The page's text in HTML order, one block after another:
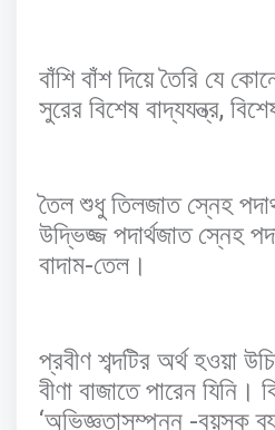
বাঁশি বাঁশ দিয়ে তৈরি যে
সুরের বিশেষ বাদ্যযন্ত্র,
তৈল শুধু তিলজাত স্নেহ
উদ্ভিজ্জ পদার্থজাত স্নেহ
বাদাম-তেল।
প্রবীণ শব্দটির অর্থ হওয়া
বীণা বাজাতে পারেন যিনি।
‘অভিজ্ঞতাসম্পন্ন -বয়স্ক